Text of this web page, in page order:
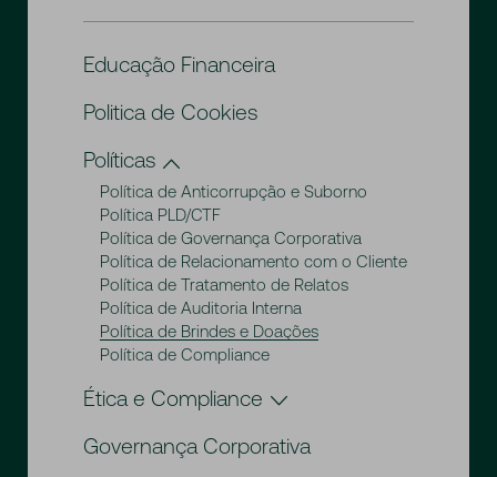
Educação Financeira
Politica de Cookies
Políticas
Política de Anticorrupção e Suborno
Política PLD/CTF
Política de Governança Corporativa
Política de Relacionamento com o Cliente
Política de Tratamento de Relatos
Política de Auditoria Interna
Política de Brindes e Doações
Política de Compliance
Ética e Compliance
Comitê de Ética, Compliance e PLD/CFT
Governança Corporativa